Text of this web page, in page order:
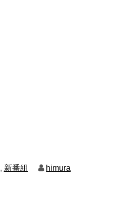
, 新番組 himura